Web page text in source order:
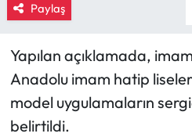
Paylaş
Yapılan açıklamada,
Anadolu imam hatip
model uygulamaların
belirtildi.
Kültür Sanat
Laçin Haberleri
Magazin